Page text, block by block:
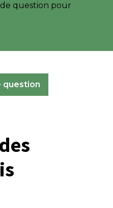
question pour
question